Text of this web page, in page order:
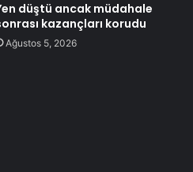
düştü ancak müdahale
kazançları korudu
Ağustos 5, 2026